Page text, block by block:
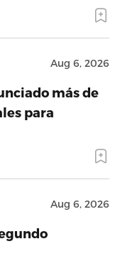
Aug 6, 2026
más de
para
Aug 6, 2026